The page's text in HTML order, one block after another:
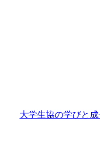
大学生協の学びと